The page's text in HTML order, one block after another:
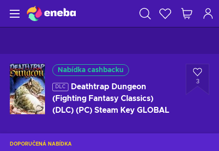
Nabídka cashbacku
DLC
Deathtrap Dungeon
(Fighting Fantasy Classics)
(DLC) (PC) Steam Key GLOBAL
3
DOPORUČENÁ NABÍDKA